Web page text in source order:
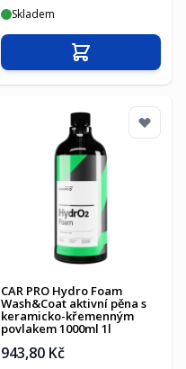
Skladem
Přidat do košíku
CAR PRO Hydro Foam
Wash&Coat aktivní pěna s
keramicko-křemenným
povlakem 1000ml 1l
943,80 Kč